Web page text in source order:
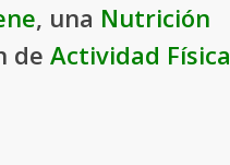
, una Nutrición
deActividad Física